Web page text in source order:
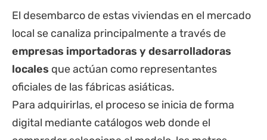
El desembarco de estas viviendas en el mercado
local se canaliza principalmente a través de
empresas importadoras y desarrolladoras
locales que actúan como representantes
oficiales de las fábricas asiáticas.
Para adquirirlas, el proceso se inicia de forma
digital mediante catálogos web donde el